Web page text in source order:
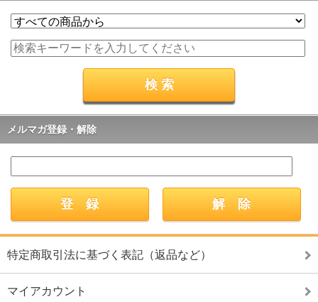
メルマガ登録・解除
特定商取引法に基づく表記（返品など）
マイアカウント